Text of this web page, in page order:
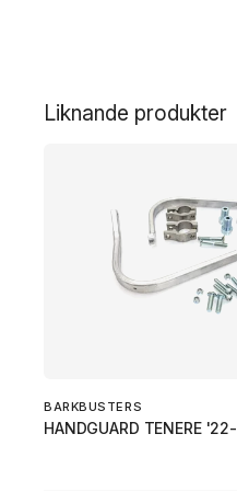
Liknande produkter
BARKBUSTERS
HANDGUARD TENERE '22-